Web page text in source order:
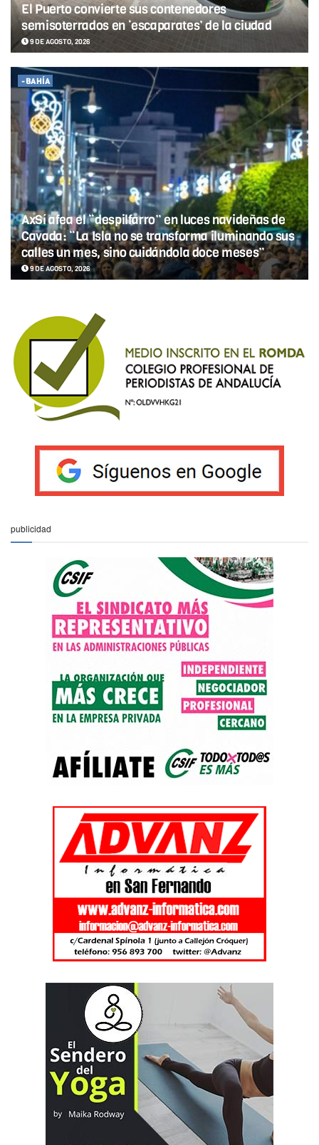
El Puerto convierte sus contenedores
semisoterrados en ‘escaparates’ de la ciudad
9 DE AGOSTO, 2026
-BAHÍA
AxSí afea el “despilfarro” en luces navideñas de
Cavada: “La Isla no se transforma iluminando sus
calles un mes, sino cuidándola doce meses”
9 DE AGOSTO, 2026
publicidad